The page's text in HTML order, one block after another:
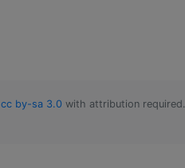
cc by-sa 3.0 with attribution required.